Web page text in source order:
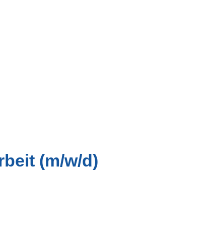
(m/w/d)